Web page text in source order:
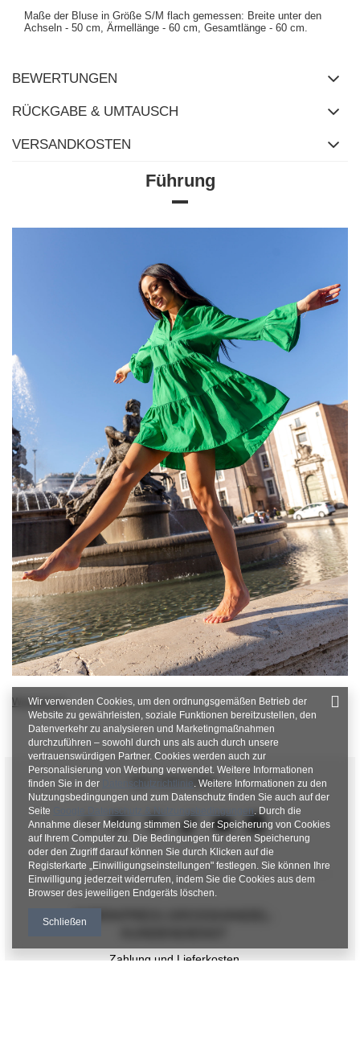
Maße der Bluse in Größe S/M flach gemessen: Breite unter den
Achseln - 50 cm, Ärmellänge - 60 cm, Gesamtlänge - 60 cm.
BEWERTUNGEN
RÜCKGABE & UMTAUSCH
VERSANDKOSTEN
Führung
Weiterlesen
SEI UNS NAH
FABRIKPREIS-GROSSHANDEL-K
Zahlung und Lieferkosten
Wir verwenden Cookies, um den ordnungsgemäßen Betrieb der
Website zu gewährleisten, soziale Funktionen bereitzustellen, den
Datenverkehr zu analysieren und Marketingmaßnahmen
durchzuführen – sowohl durch uns als auch durch unsere
vertrauenswürdigen Partner. Cookies werden auch zur
Personalisierung von Werbung verwendet. Weitere Informationen
finden Sie in der
Datenschutzrichtlinie. Weitere Informationen zu den
Nutzungsbedingungen und zum Datenschutz finden Sie auch auf der
Seite
Google Datenschutz & Nutzungsbedingungen. Durch die
Annahme dieser Meldung stimmen Sie der Speicherung von Cookies
auf Ihrem Computer zu. Die Bedingungen für deren Speicherung
oder den Zugriff darauf können Sie durch Klicken auf die
Registerkarte „Einwilligungseinstellungen" festlegen. Sie können Ihre
Einwilligung jederzeit widerrufen, indem Sie die Cookies aus dem
Browser des jeweiligen Endgeräts löschen.
Schließen